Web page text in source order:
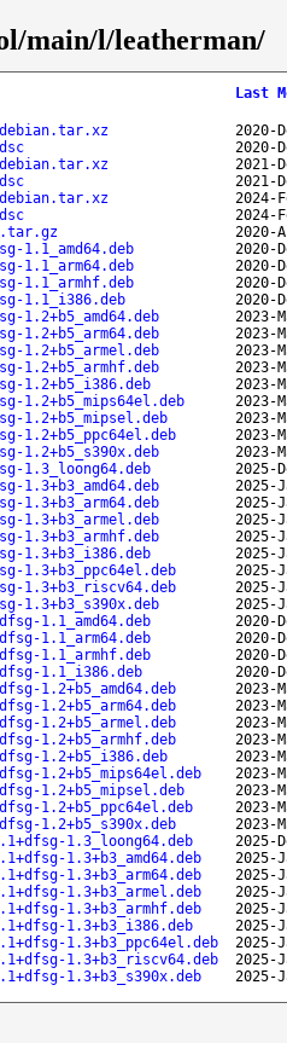
main/l/leatherman/
Last
2020-
2020-
2021-
2021-
2024-
2024-
2020-
1.1_amd64.deb
2020-
1.1_arm64.deb
2020-
1.1_armhf.deb
2020-
1.1_i386.deb
2020-
1.2+b5_amd64.deb
2023-
1.2+b5_arm64.deb
2023-
1.2+b5_armel.deb
2023-
1.2+b5_armhf.deb
2023-
1.2+b5_i386.deb
2023-
1.2+b5_mips64el.deb
2023-
1.2+b5_mipsel.deb
2023-
1.2+b5_ppc64el.deb
2023-
1.2+b5_s390x.deb
2023-
1.3_loong64.deb
2025-
1.3+b3_amd64.deb
2025-
1.3+b3_arm64.deb
2025-
1.3+b3_armel.deb
2025-
1.3+b3_armhf.deb
2025-
1.3+b3_i386.deb
2025-
1.3+b3_ppc64el.deb
2025-
1.3+b3_riscv64.deb
2025-
1.3+b3_s390x.deb
2025-
1.1_amd64.deb
2020-
1.1_arm64.deb
2020-
1.1_armhf.deb
2020-
1.1_i386.deb
2020-
1.2+b5_amd64.deb
2023-
1.2+b5_arm64.deb
2023-
1.2+b5_armel.deb
2023-
1.2+b5_armhf.deb
2023-
1.2+b5_i386.deb
2023-
1.2+b5_mips64el.deb
2023-
1.2+b5_mipsel.deb
2023-
1.2+b5_ppc64el.deb
2023-
1.2+b5_s390x.deb
2023-
1.3_loong64.deb
2025-
1.3+b3_amd64.deb
2025-
1.3+b3_arm64.deb
2025-
1.3+b3_armel.deb
2025-
1.3+b3_armhf.deb
2025-
1.3+b3_i386.deb
2025-
1.3+b3_ppc64el.deb
2025-
1.3+b3_riscv64.deb
2025-
1.3+b3_s390x.deb
2025-